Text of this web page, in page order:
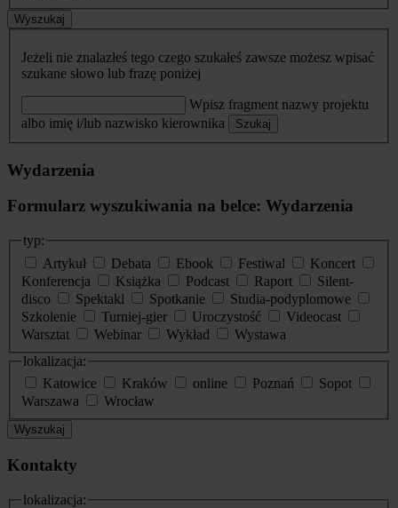
Wyszukaj
Jeżeli nie znalazłeś tego czego szukałeś zawsze możesz wpisać
szukane słowo lub frazę poniżej
Wpisz fragment nazwy projektu
albo imię i/lub nazwisko kierownika
Szukaj
Wydarzenia
Formularz wyszukiwania na belce: Wydarzenia
typ:
Artykuł
Debata Ebook Festiwal
Koncert
Konferencja
Książka Podcast Raport
Silent-
disco
Spektakl Spotkanie
Studia-podyplomowe
Szkolenie
Turniej-gier Uroczystość
Videocast
Warsztat
Webinar Wykład
Wystawa
lokalizacja:
Katowice
Kraków online Poznań
Sopot
Warszawa
Wrocław
Wyszukaj
Kontakty
lokalizacja: